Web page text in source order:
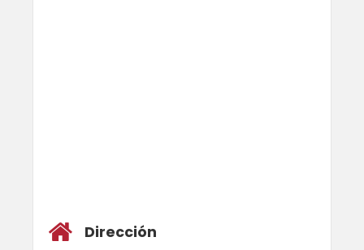
Dirección